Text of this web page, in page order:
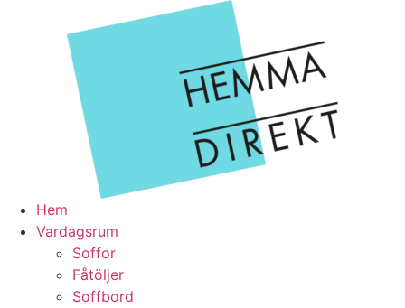
Hem
Vardagsrum
Soffor
Fåtöljer
Soffbord